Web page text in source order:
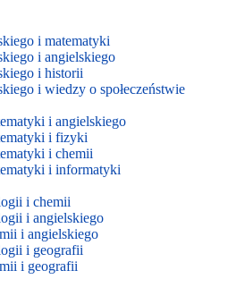
i matematyki
i angielskiego
i historii
i wiedzy o społeczeństwie
i angielskiego
i fizyki
i chemii
i informatyki
i chemii
i angielskiego
i angielskiego
i geografii
i geografii